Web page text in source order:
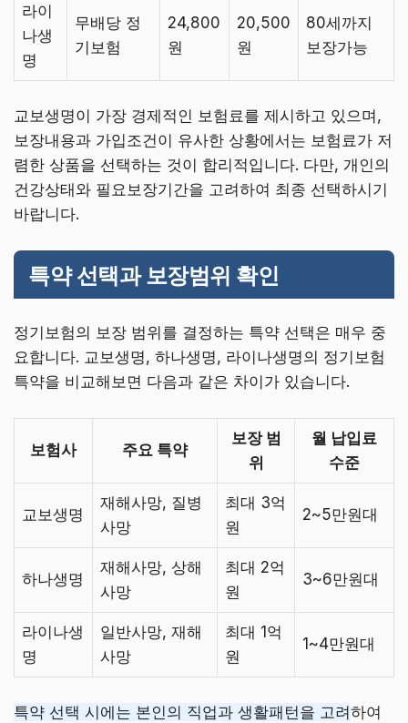
라이
나생
명
무배당 정
기보험
24,800
원
20,500
원
80세까지
보장가능
교보생명이 가장 경제적인 보험료를 제시하고 있으며,
보장내용과 가입조건이 유사한 상황에서는 보험료가 저
렴한 상품을 선택하는 것이 합리적입니다. 다만, 개인의
건강상태와 필요보장기간을 고려하여 최종 선택하시기
바랍니다.
특약 선택과 보장범위 확인
정기보험의 보장 범위를 결정하는 특약 선택은 매우 중
요합니다. 교보생명, 하나생명, 라이나생명의 정기보험
특약을 비교해보면 다음과 같은 차이가 있습니다.
보험사 주요 특약
보장 범
위
월 납입료
수준
교보생명
재해사망, 질병
사망
최대 3억
원
2~5만원대
하나생명
재해사망, 상해
사망
최대 2억
원
3~6만원대
라이나생
명
일반사망, 재해
사망
최대 1억
원
1~4만원대
특약 선택 시에는 본인의 직업과 생활패턴을 고려하여